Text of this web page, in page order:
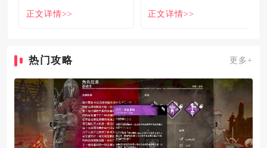
解
正文详情>>
名大
正文详情>>
热门攻略 更多+